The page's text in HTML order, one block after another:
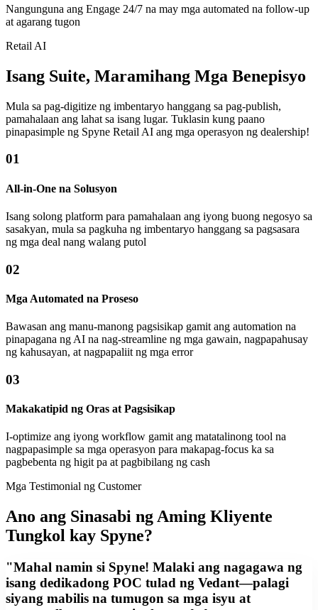
Nangunguna ang Engage 24/7 na may mga automated na follow-up
at agarang tugon
Retail AI
Isang Suite, Maramihang Mga Benepisyo
Mula sa pag-digitize ng imbentaryo hanggang sa pag-publish,
pamahalaan ang lahat sa isang lugar. Tuklasin kung paano
pinapasimple ng Spyne Retail AI ang mga operasyon ng dealership!
01
All-in-One na Solusyon
Isang solong platform para pamahalaan ang iyong buong negosyo sa
sasakyan, mula sa pagkuha ng imbentaryo hanggang sa pagsasara
ng mga deal nang walang putol
02
Mga Automated na Proseso
Bawasan ang manu-manong pagsisikap gamit ang automation na
pinapagana ng AI na nag-streamline ng mga gawain, nagpapahusay
ng kahusayan, at nagpapaliit ng mga error
03
Makakatipid ng Oras at Pagsisikap
I-optimize ang iyong workflow gamit ang matatalinong tool na
nagpapasimple sa mga operasyon para makapag-focus ka sa
pagbebenta ng higit pa at pagbibilang ng cash
Mga Testimonial ng Customer
Ano ang Sinasabi ng Aming Kliyente
Tungkol kay Spyne?
"Mahal namin si Spyne! Malaki ang nagagawa ng
isang dedikadong POC tulad ng Vedant—palagi
siyang mabilis na tumugon sa mga isyu at